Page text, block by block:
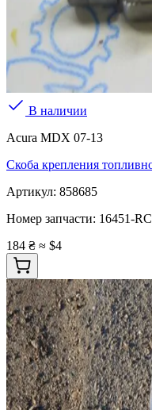
В наличии
Acura MDX 07-13
Скоба крепления
Артикул: 858685
Номер запчасти: 16451-
184 ₴ ≈ $4